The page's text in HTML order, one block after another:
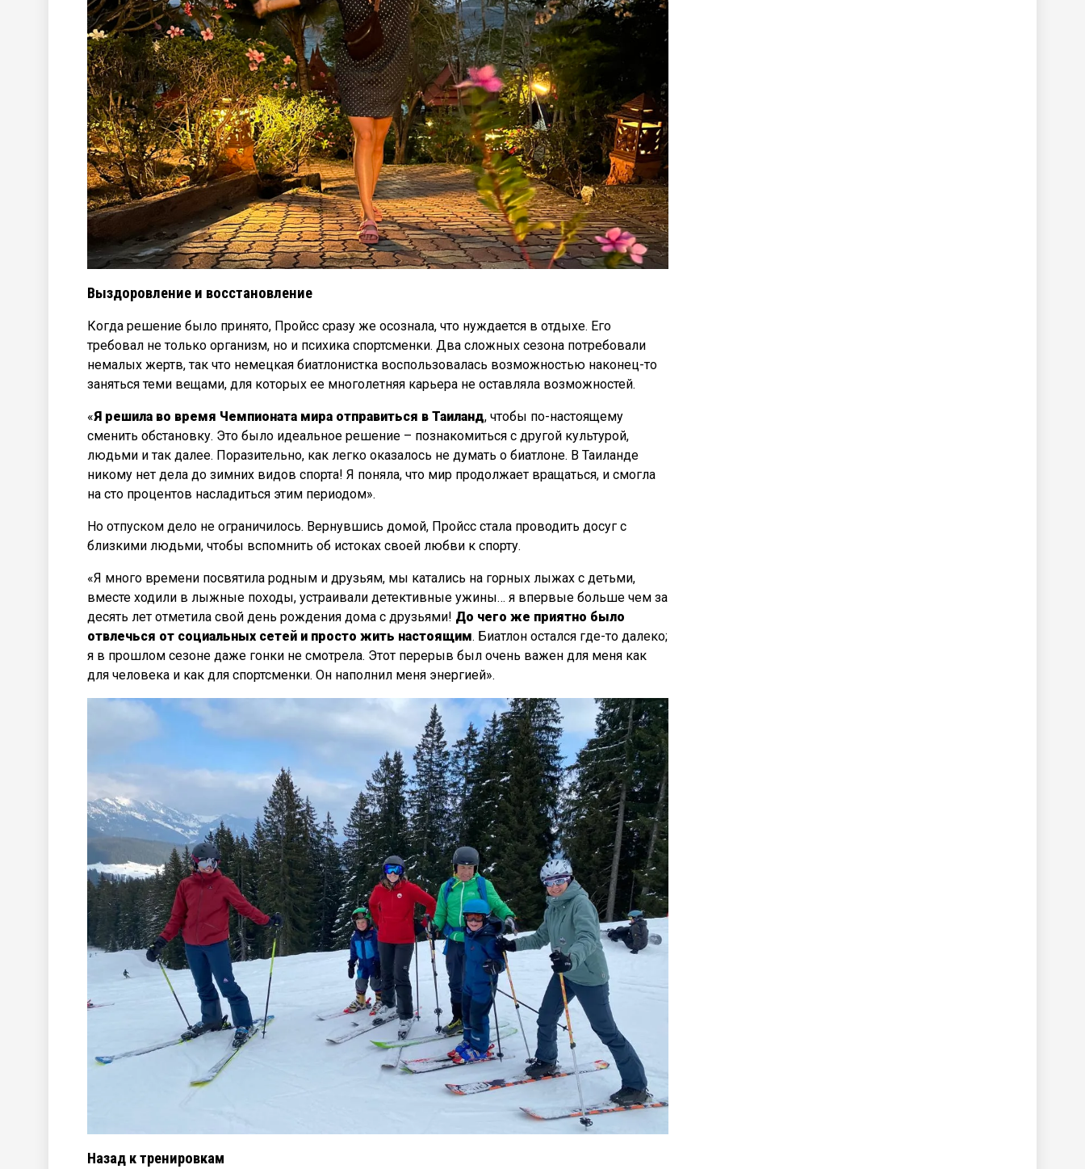
Выздоровление и восстановление
Когда решение было принято, Пройсс сразу же осознала, что нуждается в отдыхе. Его
требовал не только организм, но и психика спортсменки. Два сложных сезона потребовали
немалых жертв, так что немецкая биатлонистка воспользовалась возможностью наконец-то
заняться теми вещами, для которых ее многолетняя карьера не оставляла возможностей.
«Я решила во время Чемпионата мира отправиться в Таиланд, чтобы по-настоящему
сменить обстановку. Это было идеальное решение – познакомиться с другой культурой,
людьми и так далее. Поразительно, как легко оказалось не думать о биатлоне. В Таиланде
никому нет дела до зимних видов спорта! Я поняла, что мир продолжает вращаться, и смогла
на сто процентов насладиться этим периодом».
Но отпуском дело не ограничилось. Вернувшись домой, Пройсс стала проводить досуг с
близкими людьми, чтобы вспомнить об истоках своей любви к спорту.
«Я много времени посвятила родным и друзьям, мы катались на горных лыжах с детьми,
вместе ходили в лыжные походы, устраивали детективные ужины… я впервые больше чем за
десять лет отметила свой день рождения дома с друзьями! До чего же приятно было
отвлечься от социальных сетей и просто жить настоящим. Биатлон остался где-то далеко;
я в прошлом сезоне даже гонки не смотрела. Этот перерыв был очень важен для меня как
для человека и как для спортсменки. Он наполнил меня энергией».
Назад к тренировкам